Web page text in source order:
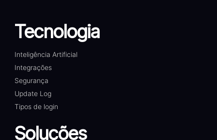
Tecnologia
Inteligência Artificial
Integrações
Segurança
Update Log
Tipos de login
Soluções